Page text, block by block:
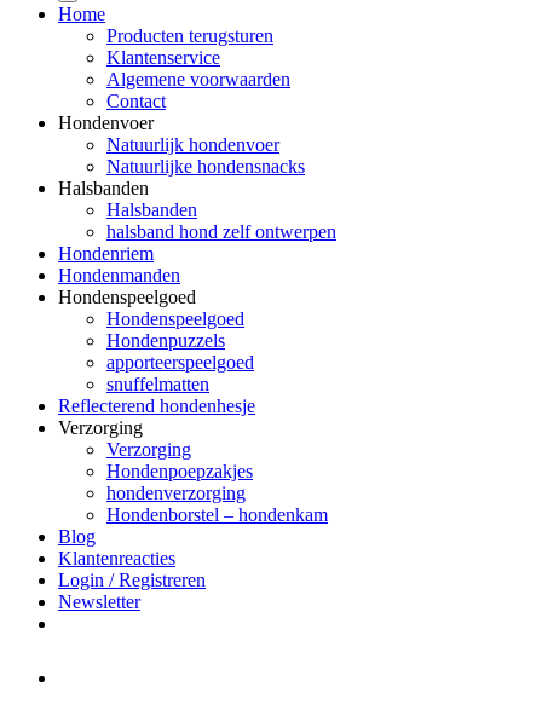
Home
Producten terugsturen
Klantenservice
Algemene voorwaarden
Contact
Hondenvoer
Natuurlijk hondenvoer
Natuurlijke hondensnacks
Halsbanden
Halsbanden
halsband hond zelf ontwerpen
Hondenriem
Hondenmanden
Hondenspeelgoed
Hondenspeelgoed
Hondenpuzzels
apporteerspeelgoed
snuffelmatten
Reflecterend hondenhesje
Verzorging
Verzorging
Hondenpoepzakjes
hondenverzorging
Hondenborstel – hondenkam
Blog
Klantenreacties
Login / Registreren
Newsletter